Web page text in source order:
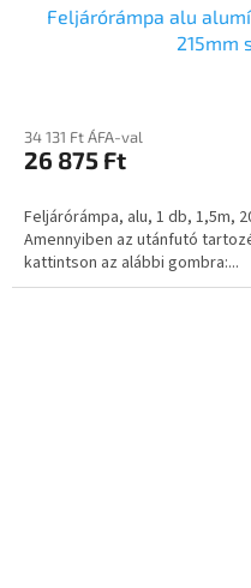
Feljárórámpa alu
215mm
34 131 Ft ÁFA-val
26 875 Ft
Feljárórámpa, alu, 1 db, 1,5m,
Amennyiben az utánfutó
kattintson az alábbi gombra:...